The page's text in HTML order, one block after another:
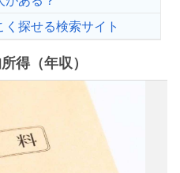
探せる検索サイト
得（年収）